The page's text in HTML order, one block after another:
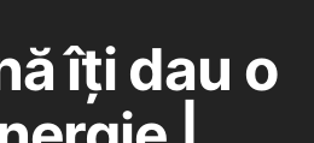
îți dau o